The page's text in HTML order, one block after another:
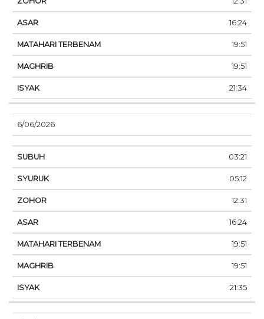
16:24
19:51
19:51
21:34
6/06/2026
03:21
05:12
12:31
16:24
19:51
19:51
21:35